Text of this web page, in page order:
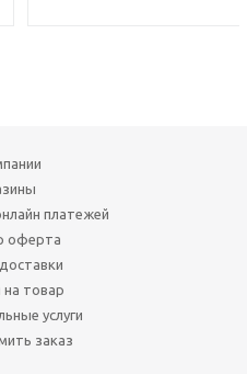
платежей
оферта
на товар
услуги
заказ